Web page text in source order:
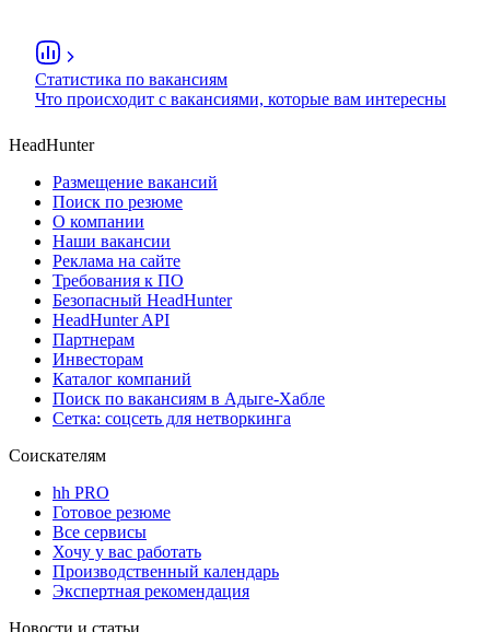
Статистика по вакансиям
Что происходит с вакансиями, которые вам интересны
HeadHunter
Размещение вакансий
Поиск по резюме
О компании
Наши вакансии
Реклама на сайте
Требования к ПО
Безопасный HeadHunter
HeadHunter API
Партнерам
Инвесторам
Каталог компаний
Поиск по вакансиям в Адыге-Хабле
Сетка: соцсеть для нетворкинга
Соискателям
hh PRO
Готовое резюме
Все сервисы
Хочу у вас работать
Производственный календарь
Экспертная рекомендация